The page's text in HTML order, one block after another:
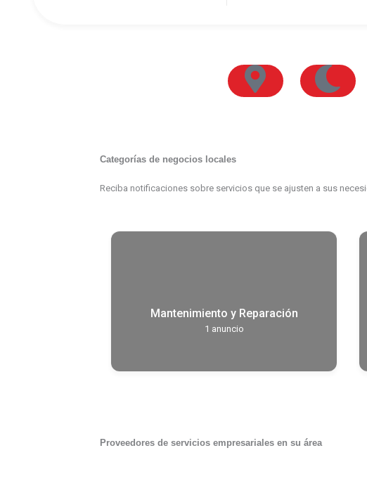
Categorías de negocios locales
Reciba notificaciones sobre servicios que se ajusten a sus
Mantenimiento y Reparación
1 anuncio
Proveedores de servicios empresariales en su área